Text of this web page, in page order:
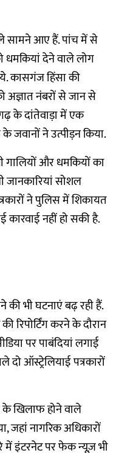
सामने आए हैं. पांच में से
धमकियां देने वाले लोग
कासगंज हिंसा की
अज्ञात नंबरों से जान से
के दांतेवाड़ा में एक
जवानों ने उत्पीड़न किया.
गालियों और धमकियों का
जानकारियां सोशल
ने पुलिस में शिकायत
नहीं हो सकी है.
की भी घटनाएं बढ़ रही हैं.
करने के दौरान
पर पाबंदियां लगाई
दो ऑस्ट्रेलियाई पत्रकारों
खिलाफ होने वाले
जहां नागरिक अधिकारों
में इंटरनेट पर फेक न्यूज़ भी